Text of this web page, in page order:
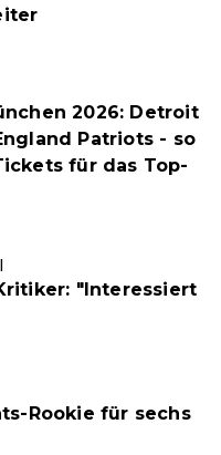
2026: Detroit
Patriots - so
für das Top-
"Interessiert
Rookie für sechs